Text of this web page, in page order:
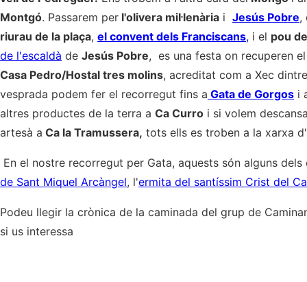
Montgó. Passarem per l'olivera mil·lenària i Jesús Pobre,
riurau de la plaça, el convent dels Franciscans, i el pou
de l'escaldà de Jesús Pobre, es una festa on recuperen
Casa Pedro/Hostal tres molins, acreditat com a Xec
vesprada podem fer el recorregut fins a Gata de Gorgos i
altres productes de la terra a Ca Curro i si volem
artesà a Ca la Tramussera, tots ells es troben a la xarxa
En el nostre recorregut per Gata, aquests són alguns
de Sant Miquel Arcàngel, l'ermita del santíssim Crist del
Podeu llegir la crònica de la caminada del grup de
si us interessa